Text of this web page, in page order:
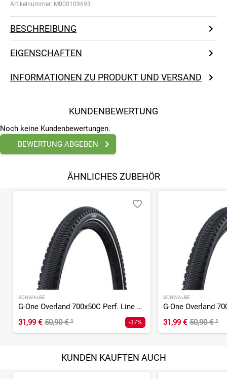
Artikelnummer: M000109693
BESCHREIBUNG
EIGENSCHAFTEN
INFORMATIONEN ZU PRODUKT UND VERSAND
KUNDENBEWERTUNG
Noch keine Kundenbewertungen.
BEWERTUNG ABGEBEN
ÄHNLICHES ZUBEHÖR
SCHWALBE
G-One Overland 700x50C Perf. Line ADDIX Green RaceGuard TLR
31,99 € 50,90 €¹ -37%
SCHWALBE
31,99 € 50,90 €¹
KUNDEN KAUFTEN AUCH